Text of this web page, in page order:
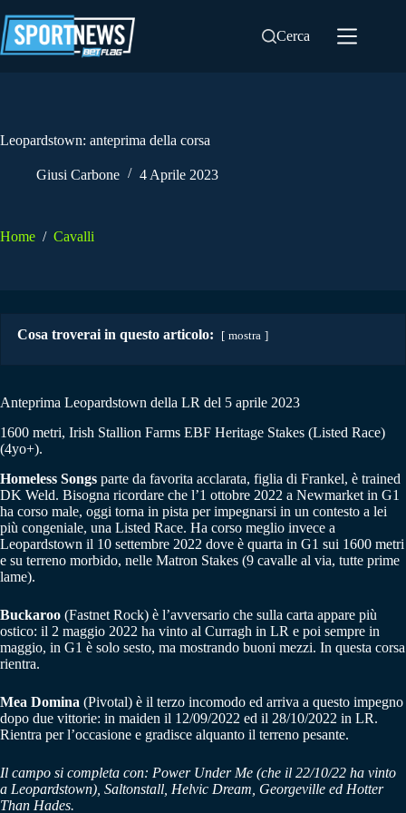
al
contenuto
Cerca
Leopardstown: anteprima della corsa
Giusi Carbone 4 Aprile 2023
Home / Cavalli
Cosa troverai in questo articolo: mostra
Anteprima Leopardstown della LR del 5 aprile 2023
1600 metri, Irish Stallion Farms EBF Heritage Stakes (Listed Race)
(4yo+).
Homeless Songs parte da favorita acclarata, figlia di Frankel, è trained
DK Weld. Bisogna ricordare che l’1 ottobre 2022 a Newmarket in G1
ha corso male, oggi torna in pista per impegnarsi in un contesto a lei
più congeniale, una Listed Race. Ha corso meglio invece a
Leopardstown il 10 settembre 2022 dove è quarta in G1 sui 1600 metri
e su terreno morbido, nelle Matron Stakes (9 cavalle al via, tutte prime
lame).
Buckaroo (Fastnet Rock) è l’avversario che sulla carta appare più
ostico: il 2 maggio 2022 ha vinto al Curragh in LR e poi sempre in
maggio, in G1 è solo sesto, ma mostrando buoni mezzi. In questa corsa
rientra.
Mea Domina (Pivotal) è il terzo incomodo ed arriva a questo impegno
dopo due vittorie: in maiden il 12/09/2022 ed il 28/10/2022 in LR.
Rientra per l’occasione e gradisce alquanto il terreno pesante.
Il campo si completa con: Power Under Me (che il 22/10/22 ha vinto
a Leopardstown), Saltonstall, Helvic Dream, Georgeville ed Hotter
Than Hades.